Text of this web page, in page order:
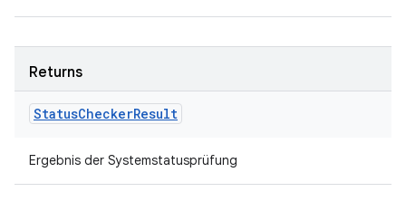
Returns
StatusCheckerResult
Ergebnis der Systemstatusprüfung